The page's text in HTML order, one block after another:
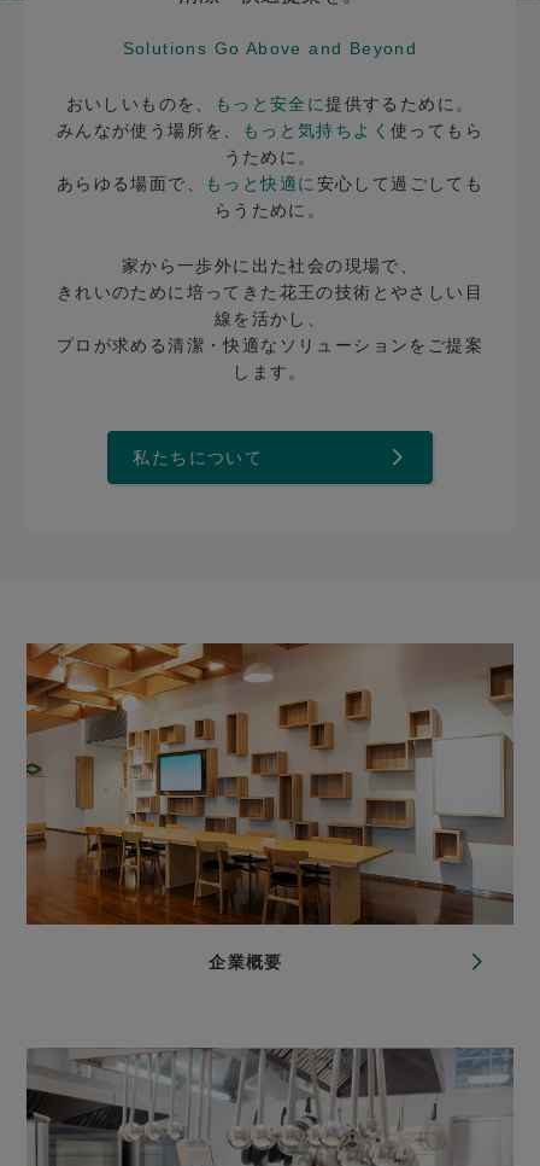
Solutions Go Above and Beyond
おいしいものを、 もっと安全に提供するために。
みんなが使う場所を、
もっと気持ちよく使ってもら
うために。
あらゆる場面で、
もっと快適に安心して過ごしても
らうために。
家から一歩外に出た社会の現場で、
きれいのために培ってきた花王の技術とやさしい目
線を活かし、
プロが求める清潔・快適なソリューションをご提案
します。
私たちについて
企業概要